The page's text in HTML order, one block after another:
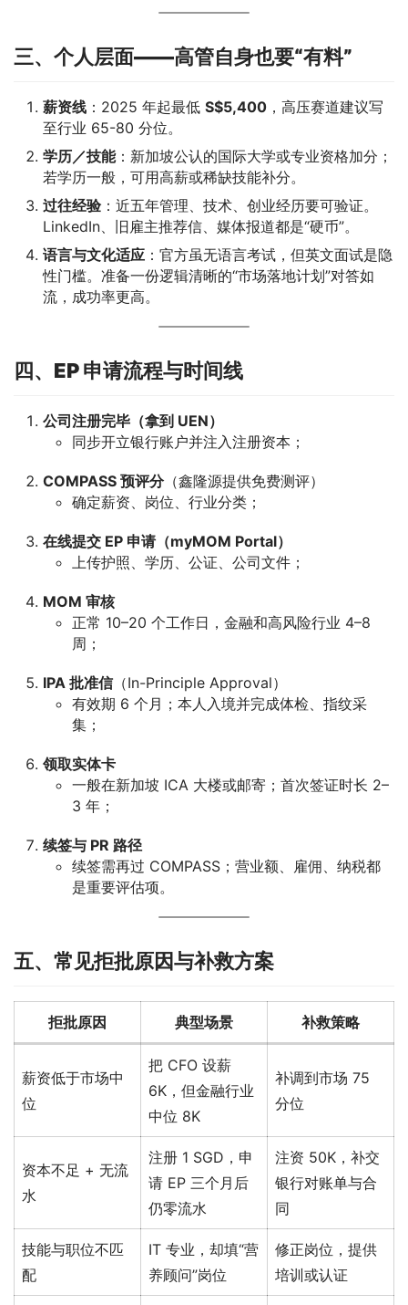
三、个人层面——高管自身也要“有料”
薪资线 ：2025 年起最低 S$5,400 ，高压赛道建议写
至行业 65-80 分位。
学历／技能：新加坡公认的国际大学或专业资格加分；
若学历一般，可用高薪或稀缺技能补分。
过往经验 ：近五年管理、技术、创业经历要可验证。
LinkedIn、旧雇主推荐信、媒体报道都是“硬币”。
语言与文化适应 ：官方虽无语言考试，但英文面试是隐
性门槛。准备一份逻辑清晰的“市场落地计划”对答如
流，成功率更高。
四、EP 申请流程与时间线
公司注册完毕（拿到 UEN）
同步开立银行账户并注入注册资本；
COMPASS 预评分（鑫隆源提供免费测评）
确定薪资、岗位、行业分类；
在线提交 EP 申请（myMOM Portal）
上传护照、学历、公证、公司文件；
MOM 审核
正常 10–20 个工作日，金融和高风险行业 4–8
周；
IPA 批准信（In-Principle Approval）
有效期 6 个月；本人入境并完成体检、指纹采
集；
领取实体卡
一般在新加坡 ICA 大楼或邮寄；首次签证时长 2–
3 年；
续签与 PR 路径
续签需再过 COMPASS；营业额、雇佣、纳税都
是重要评估项。
五、常见拒批原因与补救方案
拒批原因 典型场景 补救策略
薪资低于市场中
位
把 CFO 设薪
6K，但金融行业
中位 8K
补调到市场 75
分位
资本不足 + 无流
水
注册 1 SGD，申
请 EP 三个月后
仍零流水
注资 50K，补交
银行对账单与合
同
技能与职位不匹
配
IT 专业，却填“营
养顾问”岗位
修正岗位，提供
培训或认证